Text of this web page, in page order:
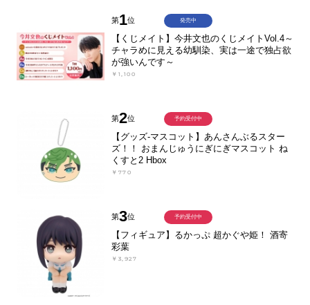
第1位
【くじメイト】今井文也のくじメイトVol.4～
チャラめに見える幼馴染、実は一途で独占欲
が強いんです～
￥1,100
発売中
第2位
【グッズ-マスコット】あんさんぶるスター
ズ！！ おまんじゅうにぎにぎマスコット ね
くすと2 Hbox
￥770
予約受付中
第3位
【フィギュア】るかっぷ 超かぐや姫！ 酒寄
彩葉
￥3,927
予約受付中